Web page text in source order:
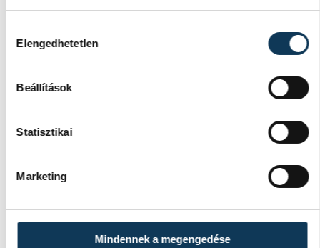
Elengedhetetlen
Beállítások
Statisztikai
Marketing
Mindennek a megengedése
Veszprémi Honvéd Sportegyesület